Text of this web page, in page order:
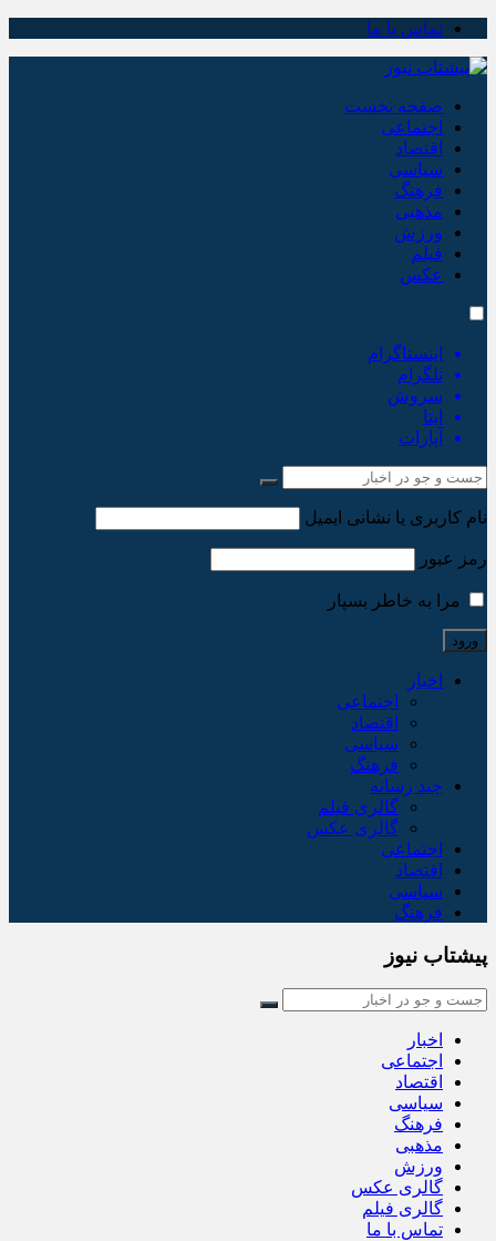
تماس با ما
صفحه نخست
اجتماعی
اقتصاد
سیاسی
فرهنگ
مذهبی
ورزش
فیلم
عکس
اینستاگرام
تلگرام
سروش
ایتا
آپارات
نام کاربری یا نشانی ایمیل
رمز عبور
مرا به خاطر بسپار
اخبار
اجتماعی
اقتصاد
سیاسی
فرهنگ
چند رسانه
گالری فیلم
گالری عکس
اجتماعی
اقتصاد
سیاسی
فرهنگ
پیشتاب نیوز
اخبار
اجتماعی
اقتصاد
سیاسی
فرهنگ
مذهبی
ورزش
گالری عکس
گالری فیلم
تماس با ما